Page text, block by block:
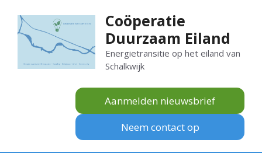
naar
inhoud
Coöperatie
Duurzaam Eiland
Energietransitie op het eiland van
Schalkwijk
Aanmelden nieuwsbrief
Neem contact op